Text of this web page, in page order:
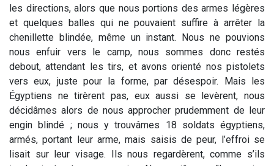
les directions, alors que nous portions des armes légères
et quelques balles qui ne pouvaient suffire à arrêter la
chenillette blindée, même un instant. Nous ne pouvions
nous enfuir vers le camp, nous sommes donc restés
debout, attendant les tirs, et avons orienté nos pistolets
vers eux, juste pour la forme, par désespoir. Mais les
Égyptiens ne tirèrent pas, eux aussi se levèrent, nous
décidâmes alors de nous approcher prudemment de leur
engin blindé ; nous y trouvâmes 18 soldats égyptiens,
armés, portant leur arme, mais saisis de peur, l’effroi se
lisait sur leur visage. Ils nous regardèrent, comme s’ils